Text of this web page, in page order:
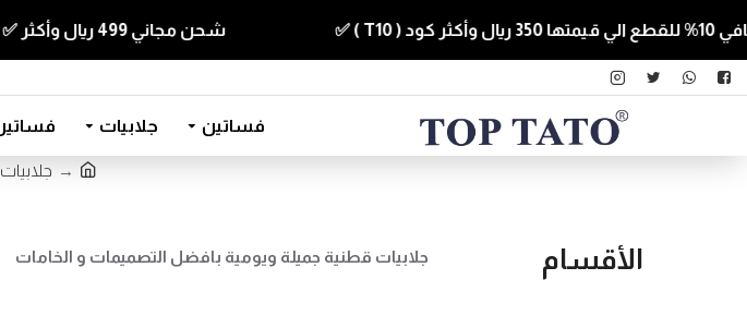
شحن مجاني 499 ريال وأكثر ✅
فساتين جلابيات
الأقسام جلابيات قطنية جميلة ويومية بافضل التصميمات و الخامات